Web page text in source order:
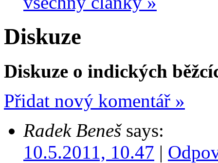
Diskuze
Diskuze o indických
Přidat nový komentář »
Radek Beneš says:
10.5.2011, 10.47 |